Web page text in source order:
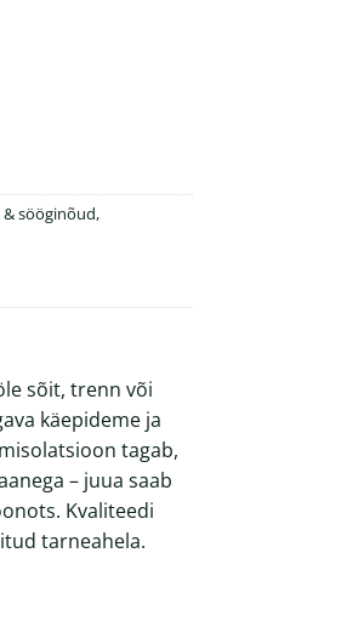
& sööginõud,
sõit, trenn või
käepideme ja
tagab,
– juua saab
Kvaliteedi
tarneahela.